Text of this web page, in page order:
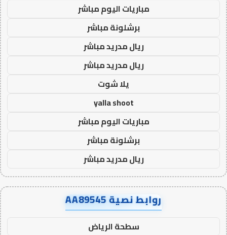
مباريات اليوم مباشر
برشلونة مباشر
ريال مدريد مباشر
ريال مدريد مباشر
يلا شوت
yalla shoot
مباريات اليوم مباشر
برشلونة مباشر
ريال مدريد مباشر
روابط نصية AA89545
سطحة الرياض